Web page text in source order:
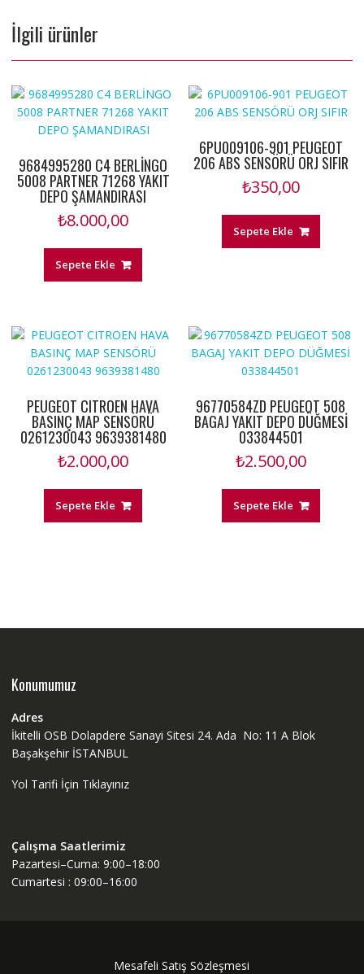
İlgili ürünler
9684995280 C4 BERLİNGO
5008 PARTNER 71268 YAKIT
DEPO ŞAMANDIRASI
₺8.000,00
Sepete Ekle
6PU009106-901 PEUGEOT
206 ABS SENSÖRÜ ORJ SIFIR
₺350,00
Sepete Ekle
PEUGEOT CITROEN HAVA
BASINÇ MAP SENSÖRÜ
0261230043 9639381480
₺2.000,00
Sepete Ekle
96770584ZD PEUGEOT 508
BAGAJ YAKIT DEPO DÜĞMESİ
033844501
₺2.500,00
Sepete Ekle
Konumumuz
Adres
İkitelli OSB Dolapdere Sanayi Sitesi 24. Ada No: 11 A Blok
Başakşehir İSTANBUL
Yol Tarifi İçin Tıklayınız
Çalışma Saatlerimiz
Pazartesi–Cuma: 9:00–18:00
Cumartesi : 09:00–16:00
Mesafeli Satış Sözleşmesi